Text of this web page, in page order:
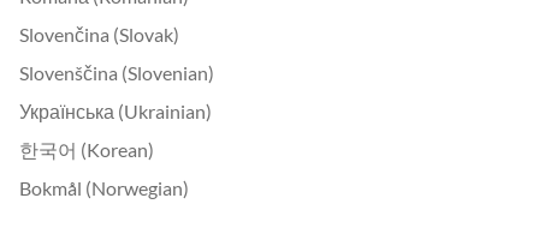
Slovenčina (Slovak)
Slovenščina (Slovenian)
Українська (Ukrainian)
한국어 (Korean)
Bokmål (Norwegian)